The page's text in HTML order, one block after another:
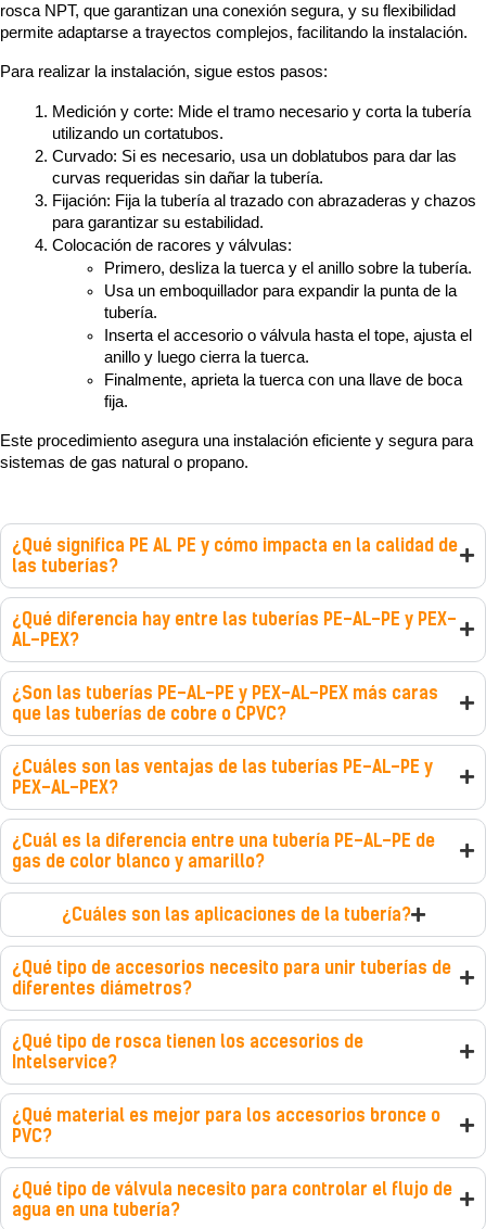
rosca NPT, que garantizan una conexión segura, y su flexibilidad
permite adaptarse a trayectos complejos, facilitando la instalación.
Para realizar la instalación, sigue estos pasos:
Medición y corte: Mide el tramo necesario y corta la tubería
utilizando un cortatubos.
Curvado: Si es necesario, usa un doblatubos para dar las
curvas requeridas sin dañar la tubería.
Fijación: Fija la tubería al trazado con abrazaderas y chazos
para garantizar su estabilidad.
Colocación de racores y válvulas:
Primero, desliza la tuerca y el anillo sobre la tubería.
Usa un emboquillador para expandir la punta de la
tubería.
Inserta el accesorio o válvula hasta el tope, ajusta el
anillo y luego cierra la tuerca.
Finalmente, aprieta la tuerca con una llave de boca
fija.
Este procedimiento asegura una instalación eficiente y segura para
sistemas de gas natural o propano.
¿Qué significa PE AL PE y cómo impacta en la calidad de
las tuberías?
¿Qué diferencia hay entre las tuberías PE-AL-PE y PEX-
AL-PEX?
¿Son las tuberías PE-AL-PE y PEX-AL-PEX más caras
que las tuberías de cobre o CPVC?
¿Cuáles son las ventajas de las tuberías PE-AL-PE y
PEX-AL-PEX?
¿Cuál es la diferencia entre una tubería PE-AL-PE de
gas de color blanco y amarillo?
¿Cuáles son las aplicaciones de la tubería?
¿Qué tipo de accesorios necesito para unir tuberías de
diferentes diámetros?
¿Qué tipo de rosca tienen los accesorios de
Intelservice?
¿Qué material es mejor para los accesorios bronce o
PVC?
¿Qué tipo de válvula necesito para controlar el flujo de
agua en una tubería?